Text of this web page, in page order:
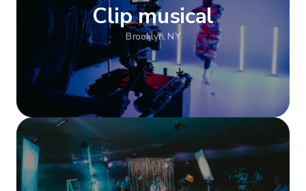
Clip musical
Brooklyn, NY